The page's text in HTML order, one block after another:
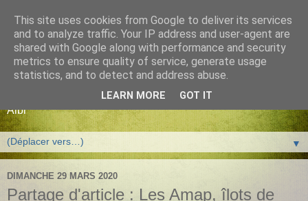
AMAP d'Albi - La
Madeleine
Association pour le Maintien d'une Agriculture Paysanne à
Albi
▼
DIMANCHE 29 MARS 2020
Partage d'article : Les Amap, îlots de
This site uses cookies from Google to deliver its services
and to analyze traffic. Your IP address and user-agent are
shared with Google along with performance and security
metrics to ensure quality of service, generate usage
statistics, and to detect and address abuse.
LEARN MORE GOT IT